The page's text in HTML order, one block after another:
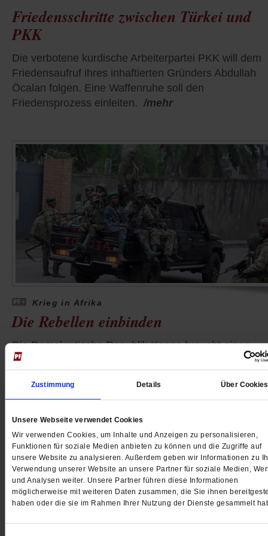
Zustimmung Details Über Cookies
Unsere Webseite verwendet Cookies
Wir verwenden Cookies, um Inhalte und Anzeigen zu personalisieren,
Funktionen für soziale Medien anbieten zu können und die Zugriffe auf
unsere Website zu analysieren. Außerdem geben wir Informationen zu
Verwendung unserer Website an unsere Partner für soziale Medien,
und Analysen weiter. Unsere Partner führen diese Informationen
möglicherweise mit weiteren Daten zusammen, die Sie ihnen
haben oder die sie im Rahmen Ihrer Nutzung der Dienste gesammelt
Friedensschritte zwischen Türkei und
PKK
Die verbotene kurdische Arbeiterpartei PKK will dem
Friedensaufruf ihres inhaftierten Gründers Abdullah
Öcalan folgen. Eine Waffenruhe soll den
Friedensprozess einleiten. /mehr
Krieg in Afrika
Die Rebellen einbinden
Die Demokratische Republik Kongo braucht einen
Friedensprozess. Die aufständische M23 sollte dabei
Dominic Johnson.